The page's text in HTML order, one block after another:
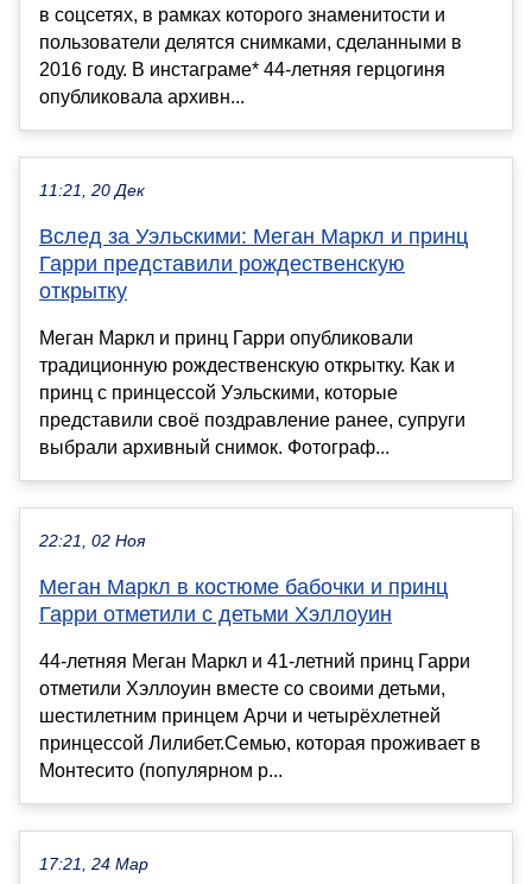
в соцсетях, в рамках которого знаменитости и
пользователи делятся снимками, сделанными в
2016 году. В инстаграме* 44-летняя герцогиня
опубликовала архивн...
11:21, 20 Дек
Вслед за Уэльскими: Меган Маркл и принц
Гарри представили рождественскую
открытку
Меган Маркл и принц Гарри опубликовали
традиционную рождественскую открытку. Как и
принц с принцессой Уэльскими, которые
представили своё поздравление ранее, супруги
выбрали архивный снимок. Фотограф...
22:21, 02 Ноя
Меган Маркл в костюме бабочки и принц
Гарри отметили с детьми Хэллоуин
44-летняя Меган Маркл и 41-летний принц Гарри
отметили Хэллоуин вместе со своими детьми,
шестилетним принцем Арчи и четырёхлетней
принцессой Лилибет.Семью, которая проживает в
Монтесито (популярном р...
17:21, 24 Мар